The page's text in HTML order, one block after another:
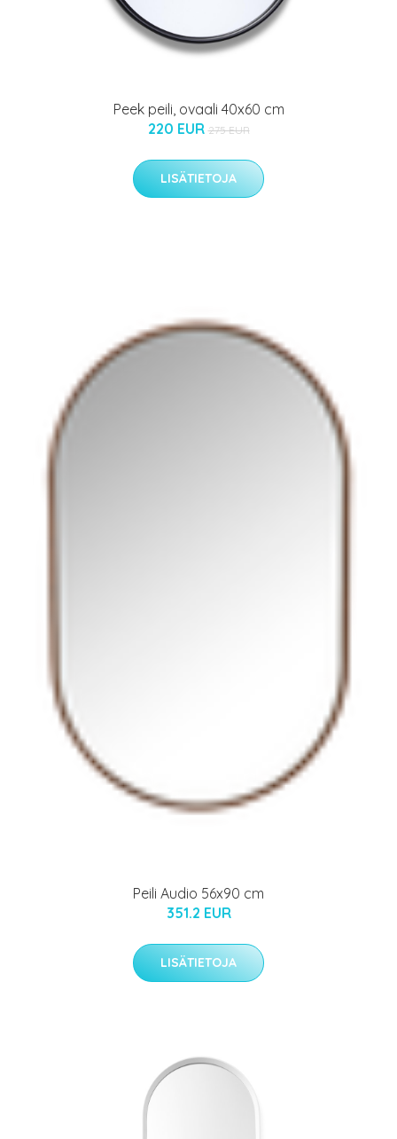
Peek peili, ovaali 40x60 cm
220 EUR 275 EUR
LISÄTIETOJA
Peili Audio 56x90 cm
351.2 EUR
LISÄTIETOJA